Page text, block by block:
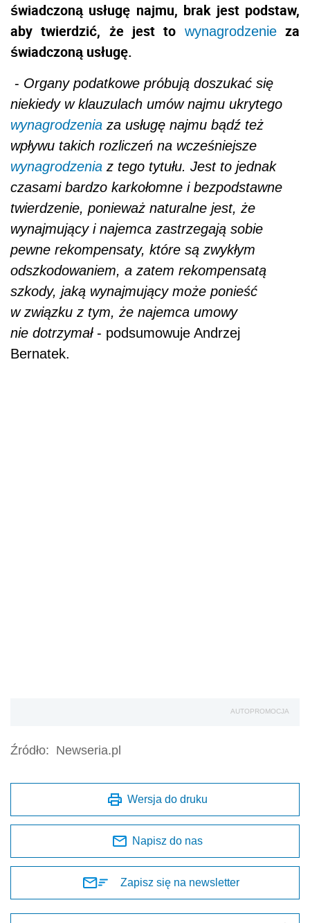
świadczoną usługę najmu, brak jest podstaw,
aby twierdzić, że jest to wynagrodzenieza
świadczoną usługę.
- Organy podatkowe próbują doszukać się
niekiedy w klauzulach umów najmu ukrytego
wynagrodzenia za usługę najmu bądź też
wpływu takich rozliczeń na wcześniejsze
wynagrodzenia z tego tytułu. Jest to jednak
czasami bardzo karkołomne i bezpodstawne
twierdzenie, ponieważ naturalne jest, że
wynajmujący i najemca zastrzegają sobie
pewne rekompensaty, które są zwykłym
odszkodowaniem, a zatem rekompensatą
szkody, jaką wynajmujący może ponieść
w związku z tym, że najemca umowy
nie dotrzymał - podsumowuje Andrzej
Bernatek.
AUTOPROMOCJA
Źródło: Newseria.pl
Wersja do druku
Napisz do nas
Zapisz się na newsletter